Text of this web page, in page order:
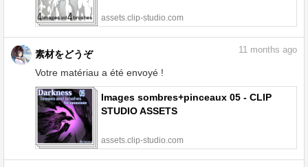
assets.clip-studio.com
素材をどうぞ
Votre matériau a été envoyé !
11 months ago
Images sombres+pinceaux 05 - CLIP
STUDIO ASSETS
assets.clip-studio.com